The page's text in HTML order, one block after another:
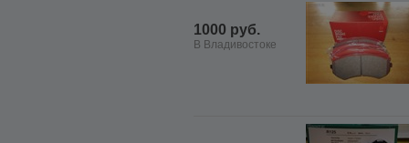
1000 руб.
В Владивостоке